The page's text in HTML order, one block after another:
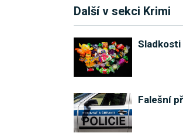
Další v sekci Krimi
Sladkosti
Falešní